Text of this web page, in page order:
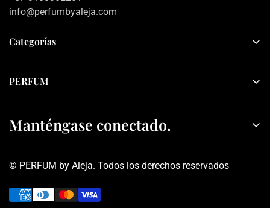
info@perfumbyaleja.com
Categorías
Mujer
Sets
PERFUM
Contacto
Términos y condiciones
Manténgase conectado.
Obtén información sobre descuentos y ofertas, tranquis no
seremos Spam
© PERFUM by Aleja. Todos los derechos reservados